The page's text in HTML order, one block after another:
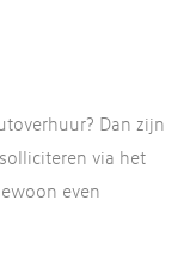
Dan zijn
via het
even